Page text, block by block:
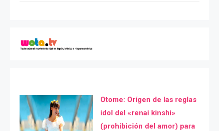
Otome: Orígen de las reglas
idol del «renai kinshi»
(prohibición del amor) para